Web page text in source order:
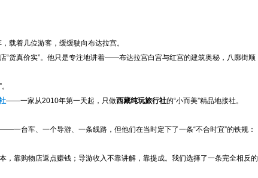
载着几位游客，缓缓驶向布达拉宫。
“货真价实”。他只是专注地讲着——布达拉宫白宫与红宫的建筑奥秘，八廓街顺
——一家从2010年第一天起，只做西藏纯玩旅行社的“小而美”精品地接社。
一台车、一个导游、一条线路，但他们在当时定下了一条“不合时宜”的铁规：
靠购物店返点赚钱；导游收入不靠讲解，靠提成。我们选择了一条完全相反的